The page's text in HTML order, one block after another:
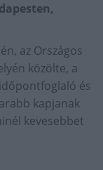
az Országos
közölte, a
és
kapjanak
kevesebbet